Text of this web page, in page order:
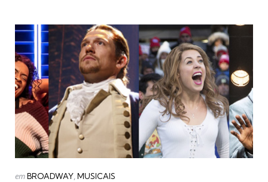
Categorias
Postado
emBROADWAY MUSICAIS